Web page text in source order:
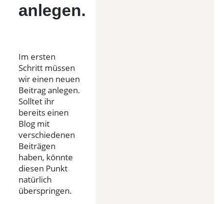
anlegen.
Im ersten
Schritt müssen
wir einen neuen
Beitrag anlegen.
Solltet ihr
bereits einen
Blog mit
verschiedenen
Beiträgen
haben, könnte
diesen Punkt
natürlich
überspringen.